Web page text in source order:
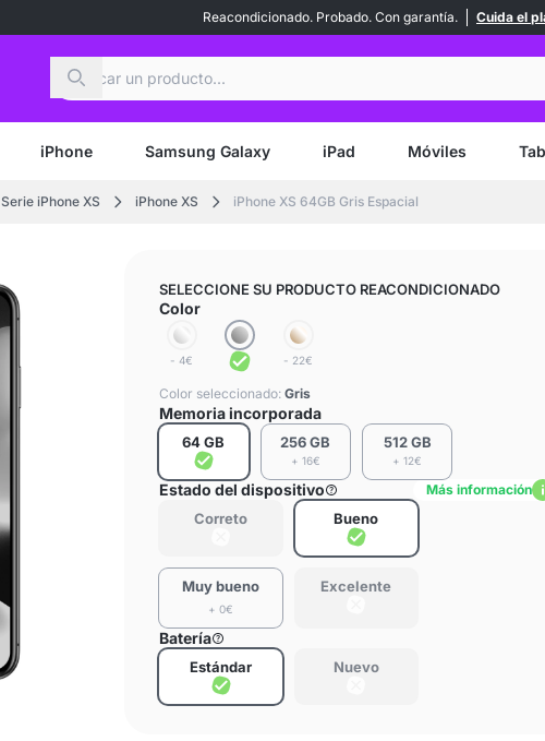
Reacondicionado. Probado. Con garantía. Cuida el
iPhone Samsung Galaxy iPad Móviles
Serie iPhone XS iPhone XS iPhone XS 64GB Gris Espacial
SELECCIONE SU PRODUCTO REACONDICIONADO
Color
- 4€ - 22€
Color seleccionado:Gris
Memoria incorporada
64 GB 256 GB
+ 16€
512 GB
+ 12€
Estado del dispositivo Más información
Correto Bueno
Muy bueno
+ 0€
Excelente
Batería
Estándar Nuevo